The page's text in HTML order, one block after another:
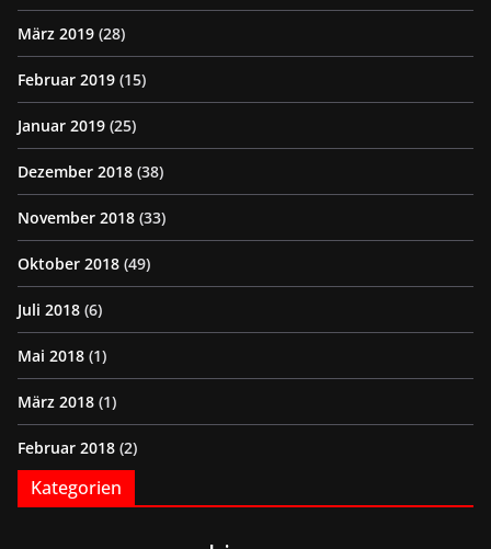
März 2019 (28)
Februar 2019 (15)
Januar 2019 (25)
Dezember 2018 (38)
November 2018 (33)
Oktober 2018 (49)
Juli 2018 (6)
Mai 2018 (1)
März 2018 (1)
Februar 2018 (2)
Kategorien